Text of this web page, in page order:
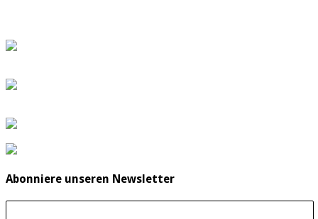
Abonniere unseren Newsletter